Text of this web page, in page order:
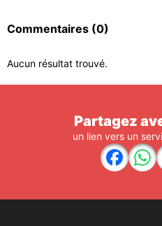
Commentaires (0)
Aucun résultat trouvé.
Partagez
un lien vers un